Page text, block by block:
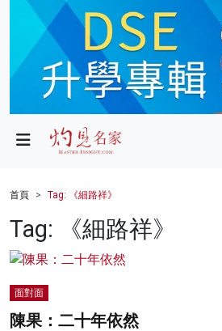
政局
財經
健康
商業
科技
首頁 Tag: 《細路祥》
Tag: 《細路祥》
面對面
陳果：二十年依然